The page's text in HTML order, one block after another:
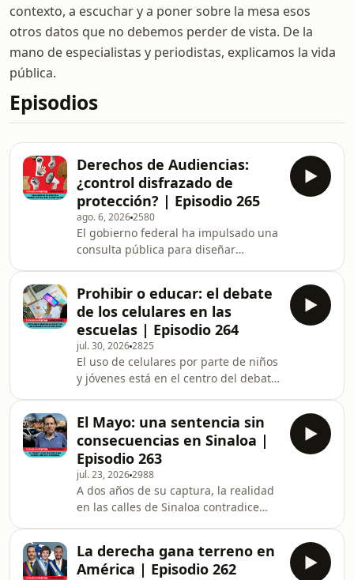
contexto, a escuchar y a poner sobre la mesa esos
otros datos que no debemos perder de vista. De la
mano de especialistas y periodistas, explicamos la vida
pública.
Episodios
Derechos de Audiencias:
¿control disfrazado de
protección? | Episodio 265
ago. 6, 20262580
El gobierno federal ha impulsado una
consulta pública para diseñar
proponiendo sanciones a los medios
que difundan información falsa o
descontextualizada, que omitan el
derecho de réplica, o que no
distingan entre opinión y noticia. En
el papel, el objetivo es fortalecer el
derecho de la ciudadanía a recibir
información de calidad, pero exis
Prohibir o educar: el debate
de los celulares en las
escuelas | Episodio 264
jul. 30, 20262825
El uso de celulares por parte de niños
y jóvenes está en el centro del debate
busca regular estos dispositivos en
las aulas a partir del próximo periodo
legislativo. Sin embargo, la magnitud
del reto sugiere que la problemática
trasciende las aulas, convirtiéndose
en un tema que involucra la salud
integral y el desarrollo de las nuevas
gene
El Mayo: una sentencia sin
consecuencias en Sinaloa |
Episodio 263
jul. 23, 20262988
A dos años de su captura, la realidad
en las calles de Sinaloa contradice
frenado la violencia; al contrario, ha
profundizado una guerra entre
La derecha gana terreno en
América | Episodio 262